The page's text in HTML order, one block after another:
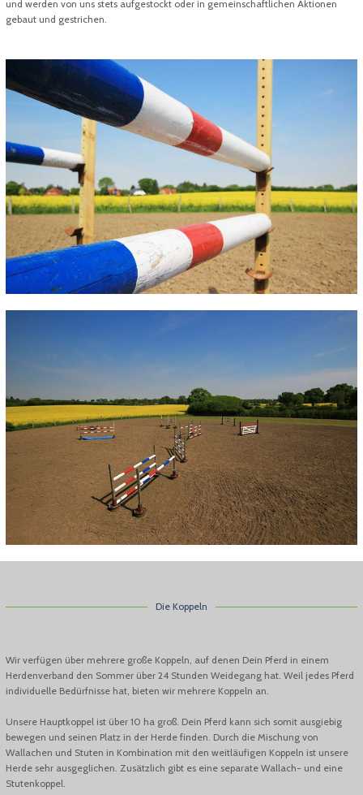
und werden von uns stets aufgestockt oder in gemeinschaftlichen Aktionen
gebaut und gestrichen.
Die Koppeln
Wir verfügen über mehrere große Koppeln, auf denen Dein Pferd in einem
Herdenverband den Sommer über 24 Stunden Weidegang hat. Weil jedes Pferd
individuelle Bedürfnisse hat, bieten wir mehrere Koppeln an.
Unsere Hauptkoppel ist über 10 ha groß. Dein Pferd kann sich somit ausgiebig
bewegen und seinen Platz in der Herde finden. Durch die Mischung von
Wallachen und Stuten in Kombination mit den weitläufigen Koppeln ist unsere
Herde sehr ausgeglichen. Zusätzlich gibt es eine separate Wallach- und eine
Stutenkoppel.